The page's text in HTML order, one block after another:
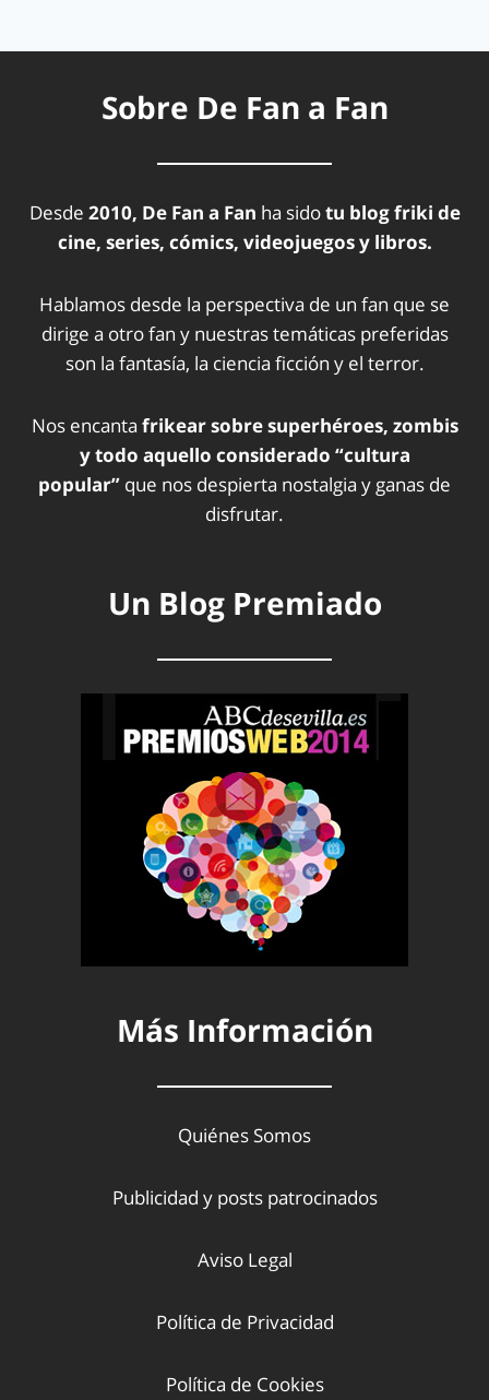
Sobre De Fan a Fan
Desde 2010, De Fan a Fan ha sidotu blog friki de
cine, series, cómics, videojuegos y libros.
Hablamos desde la perspectiva de un fan que se
dirige a otro fan y nuestras temáticas preferidas
son la fantasía, la ciencia ficción y el terror.
Nos encanta frikear sobre superhéroes, zombis
y todo aquello considerado “cultura
popular” que nos despierta nostalgia y ganas de
disfrutar.
Un Blog Premiado
Más Información
Quiénes Somos
Publicidad y posts patrocinados
Aviso Legal
Política de Privacidad
Política de Cookies